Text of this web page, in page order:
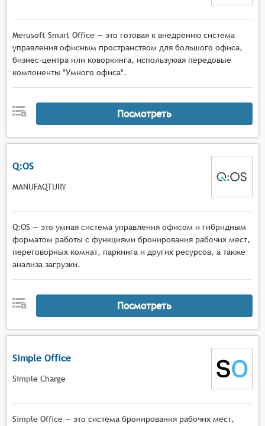
Merusoft Smart Office — это готовая к внедрению система
управления офисным пространством для большого офиса,
бизнес-центра или коворкинга, используюая передовые
компоненты "Умного офиса".
Посмотреть
Q:OS
MANUFAQTURY
Q:OS — это умная система управления офисом и гибридным
форматом работы с функциями бронирования рабочих мест,
переговорных комнат, паркинга и других ресурсов, а также
анализа загрузки.
Посмотреть
Simple Office
Simple Charge
Simple Office — это система бронирования рабочих мест,